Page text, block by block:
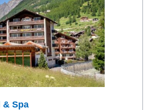
& Spa